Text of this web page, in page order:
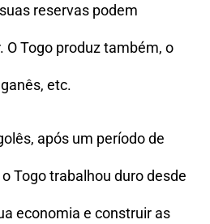
reservas podem
O Togo produz também, o
etc.
após um período de
Togo trabalhou duro desde
economia e construir as